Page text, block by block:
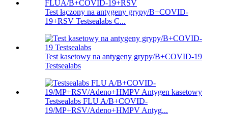
Test łączony na antygeny grypy/B+COVID-
19+RSV Testsealabs C...
Test kasetowy na antygeny grypy/B+COVID-19
Testsealabs
Testsealabs FLU A/B+COVID-
19/MP+RSV/Adeno+HMPV Antyg...